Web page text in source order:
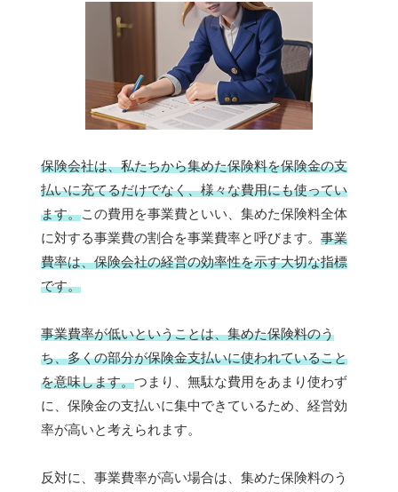
保険会社は、私たちから集めた保険料を保険金の支
払いに充てるだけでなく、様々な費用にも使ってい
ます。この費用を事業費といい、集めた保険料全体
に対する事業費の割合を事業費率と呼びます。 事業
費率は、保険会社の経営の効率性を示す大切な指標
です。
事業費率が低いということは、集めた保険料のう
ち、多くの部分が保険金支払いに使われていること
を意味します。つまり、無駄な費用をあまり使わず
に、保険金の支払いに集中できているため、経営効
率が高いと考えられます。
反対に、事業費率が高い場合は、集めた保険料のう